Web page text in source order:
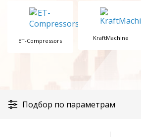
ET-Compressors KraftMachine
Подбор по параметрам